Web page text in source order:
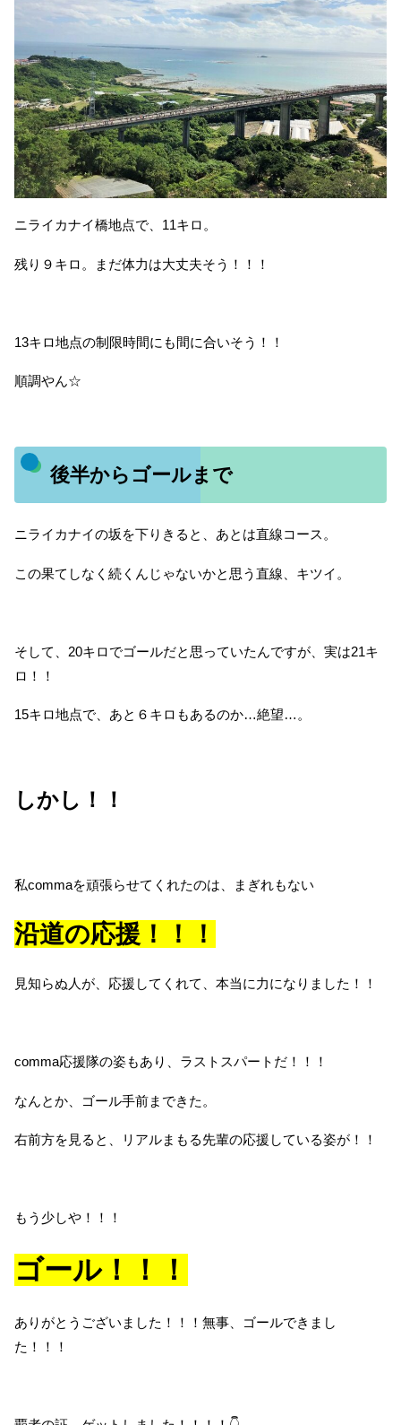
ニライカナイ橋地点で、11キロ。
残り９キロ。まだ体力は大丈夫そう！！！
13キロ地点の制限時間にも間に合いそう！！
順調やん☆
後半からゴールまで
ニライカナイの坂を下りきると、あとは直線コース。
この果てしなく続くんじゃないかと思う直線、キツイ。
そして、20キロでゴールだと思っていたんですが、実は21キ
ロ！！
15キロ地点で、あと６キロもあるのか…絶望…。
しかし！！
私commaを頑張らせてくれたのは、まぎれもない
沿道の応援！！！
見知らぬ人が、応援してくれて、本当に力になりました！！
comma応援隊の姿もあり、ラストスパートだ！！！
なんとか、ゴール手前まできた。
右前方を見ると、リアルまもる先輩の応援している姿が！！
もう少しや！！！
ゴール！！！
ありがとうございました！！！無事、ゴールできまし
た！！！